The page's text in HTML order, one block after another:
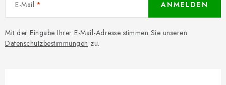
E-Mail
Mit der Eingabe Ihrer E-Mail-Adresse stimmen Sie unseren
Datenschutzbestimmungen zu.
ANMELDEN